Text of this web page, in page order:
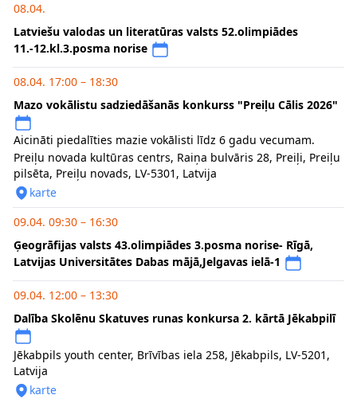
08.04.
Latviešu valodas un literatūras valsts 52.olimpiādes
11.-12.kl.3.posma norise
08.04. 17:00 – 18:30
Mazo vokālistu sadziedāšanās konkurss "Preiļu Cālis 2026"
Aicināti piedalīties mazie vokālisti līdz 6 gadu vecumam.
Preiļu novada kultūras centrs, Raiņa bulvāris 28, Preiļi, Preiļu
pilsēta, Preiļu novads, LV-5301, Latvija
karte
09.04. 09:30 – 16:30
Ģeogrāfijas valsts 43.olimpiādes 3.posma norise- Rīgā,
Latvijas Universitātes Dabas mājā,Jelgavas ielā-1
09.04. 12:00 – 13:30
Dalība Skolēnu Skatuves runas konkursa 2. kārtā Jēkabpilī
Jēkabpils youth center, Brīvības iela 258, Jēkabpils, LV-5201,
Latvija
karte